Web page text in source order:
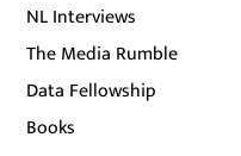
NL Interviews
The Media Rumble
Data Fellowship
Books